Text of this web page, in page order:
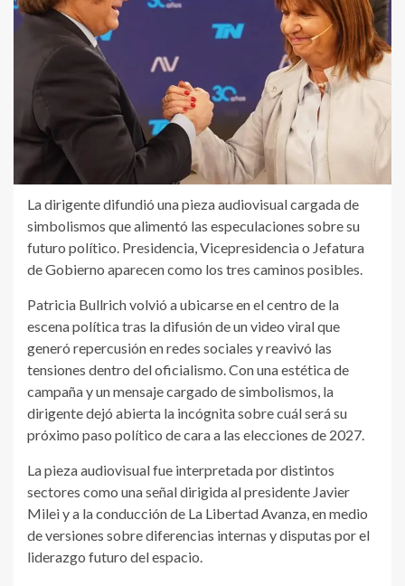
La dirigente difundió una pieza audiovisual cargada de
simbolismos que alimentó las especulaciones sobre su
futuro político. Presidencia, Vicepresidencia o Jefatura
de Gobierno aparecen como los tres caminos posibles.
Patricia Bullrich volvió a ubicarse en el centro de la
escena política tras la difusión de un video viral que
generó repercusión en redes sociales y reavivó las
tensiones dentro del oficialismo. Con una estética de
campaña y un mensaje cargado de simbolismos, la
dirigente dejó abierta la incógnita sobre cuál será su
próximo paso político de cara a las elecciones de 2027.
La pieza audiovisual fue interpretada por distintos
sectores como una señal dirigida al presidente Javier
Milei y a la conducción de La Libertad Avanza, en medio
de versiones sobre diferencias internas y disputas por el
liderazgo futuro del espacio.